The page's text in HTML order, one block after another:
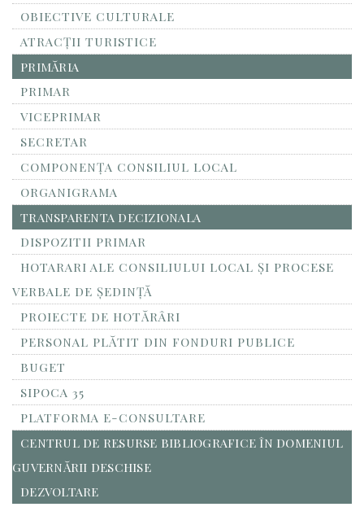
OBIECTIVE CULTURALE
ATRACȚII TURISTICE
PRIMĂRIA
PRIMAR
VICEPRIMAR
SECRETAR
COMPONENȚA CONSILIUL LOCAL
ORGANIGRAMA
TRANSPARENTA DECIZIONALA
DISPOZITII PRIMAR
HOTARARI ALE CONSILIULUI LOCAL ȘI PROCESE
VERBALE DE ȘEDINȚĂ
PROIECTE DE HOTĂRÂRI
PERSONAL PLĂTIT DIN FONDURI PUBLICE
BUGET
SIPOCA 35
PLATFORMA E-CONSULTARE
CENTRUL DE RESURSE BIBLIOGRAFICE ÎN DOMENIUL
GUVERNĂRII DESCHISE
DEZVOLTARE